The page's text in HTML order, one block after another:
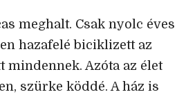
meghalt. Csak nyolc éves
hazafelé biciklizett az
Azóta az élet
szürke köddé. A ház is